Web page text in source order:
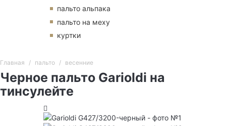
пальто альпака
пальто на меху
куртки
Главная пальто весенние
Черное пальто Garioldi на
тинсулейте